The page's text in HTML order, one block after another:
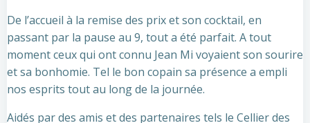
De l’accueil à la remise des prix et son cocktail, en
passant par la pause au 9, tout a été parfait. A tout
moment ceux qui ont connu Jean Mi voyaient son sourire
et sa bonhomie. Tel le bon copain sa présence a empli
nos esprits tout au long de la journée.
Aidés par des amis et des partenaires tels le Cellier des